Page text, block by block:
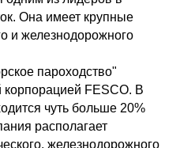
Она имеет крупные
и железнодорожного
пароходство"
FESCO. В
чуть больше 20%
располагает
железнодорожного